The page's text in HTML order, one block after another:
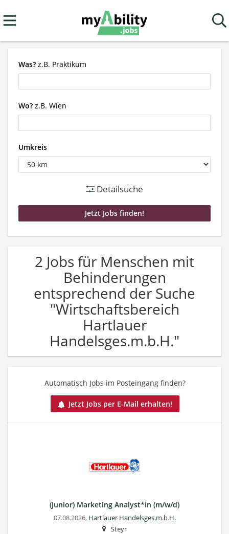
Was? z.B. Praktikum
Wo? z.B. Wien
Umkreis
Detailsuche
2 Jobs für Menschen mit
Behinderungen
entsprechend der Suche
"Wirtschaftsbereich
Hartlauer
Handelsges.m.b.H."
Automatisch Jobs im Posteingang finden?
Jetzt Jobs per E-Mail erhalten!
(Junior) Marketing Analyst*in (m/w/d)
07.08.2026, Hartlauer Handelsges.m.b.H.
Steyr